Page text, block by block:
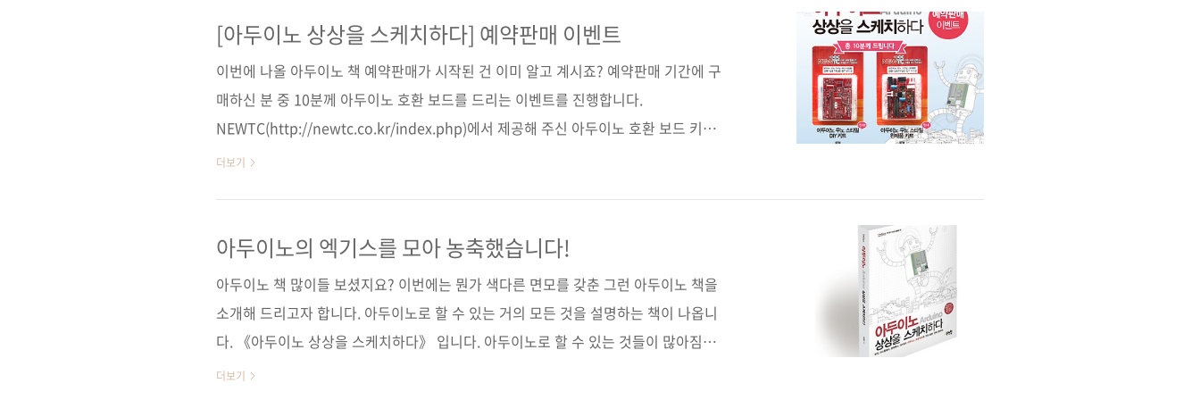
나오는 플래시 게임으로 추첨하였고 이름은 응모해주신 순서대로, 결과는 완제품-DIY
다! 배송을 위해서 정보를 아래 공간에 입력을 ..
[아두이노 상상을 스케치하다] 예약판매 이벤트
이번에 나올 아두이노 책 예약판매가 시작된 건 이미 알고 계시죠? 예약판매 기간에 구
매하신 분 중 10분께 아두이노 호환 보드를 드리는 이벤트를 진행합니다.
NEWTC(http://newtc.co.kr/index.php)에서 제공해 주신 아두이노 호환 보드 키트
를 추첨하여 드릴 예정이니 많은 응모를 부탁합니다. # 응모 기간 : 2014-05-21 ~
펍 블로그와 페이스북에서 발표 예정 # 응모 방법 : 제이펍 페이스북 페이지의 ‘좋아
더보기
아두이노의 엑기스를 모아 농축했습니다!
아두이노 책 많이들 보셨지요? 이번에는 뭔가 색다른 면모를 갖춘 그런 아두이노 책을
소개해 드리고자 합니다. 아두이노로 할 수 있는 거의 모든 것을 설명하는 책이 나옵니
다. 《아두이노 상상을 스케치하다》 입니다. 아두이노로 할 수 있는 것들이 많아짐에
따라서 다양한 독자의 요구를 수용하는 책을 필요하다는 목소리를 수렴하다 보니 이런
더보기